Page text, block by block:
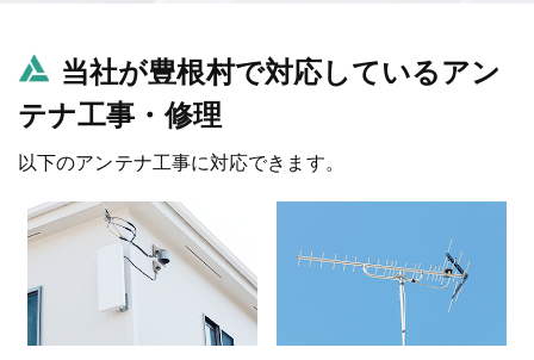
当社が豊根村で対応しているアン
テナ工事・修理
以下のアンテナ工事に対応できます。